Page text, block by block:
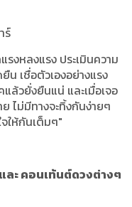
ร์
งหลงแรง ประเมินความ
น เชื่อตัวเองอย่างแรง
ล้วยั่งยืนแน่ และเมื่อเจอ
ไม่มีทางจะทิ้งกันง่ายๆ
ให้กันเต็มๆ"
ละ คอนเท้นต์ดวงต่างๆ